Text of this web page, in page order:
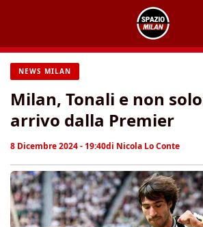
contenuto
NEWS MILAN
Milan, Tonali e non
arrivo dalla Premier
8 Dicembre 2024 - 19:40di Nicola Lo Conte